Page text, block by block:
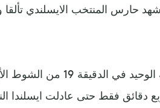
وشهد حارس المنتخب الايسلندي
وسجل الأرجنتين هدفه